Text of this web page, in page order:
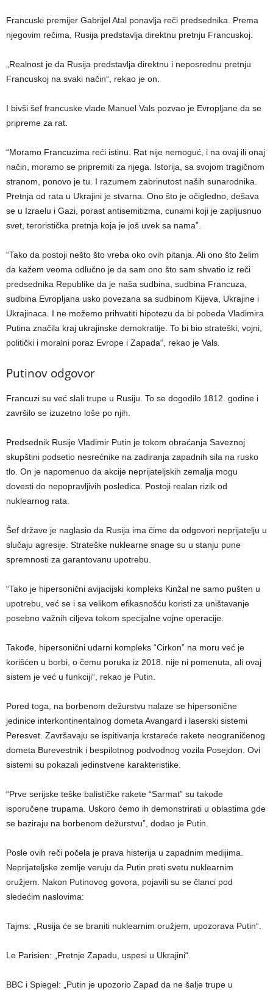
Francuski premijer Gabrijel Atal ponavlja reči predsednika. Prema
njegovim rečima, Rusija predstavlja direktnu pretnju Francuskoj.
„Realnost je da Rusija predstavlja direktnu i neposrednu pretnju
Francuskoj na svaki način“, rekao je on.
I bivši šef francuske vlade Manuel Vals pozvao je Evropljane da se
pripreme za rat.
“Moramo Francuzima reći istinu. Rat nije nemoguć, i na ovaj ili onaj
način, moramo se pripremiti za njega. Istorija, sa svojom tragičnom
stranom, ponovo je tu. I razumem zabrinutost naših sunarodnika.
Pretnja od rata u Ukrajini je stvarna. Ono što je očigledno, dešava
se u Izraelu i Gazi, porast antisemitizma, cunami koji je zapljusnuo
svet, teroristička pretnja koja je još uvek sa nama”.
“Tako da postoji nešto što vreba oko ovih pitanja. Ali ono što želim
da kažem veoma odlučno je da sam ono što sam shvatio iz reči
predsednika Republike da je naša sudbina, sudbina Francuza,
sudbina Evropljana usko povezana sa sudbinom Kijeva, Ukrajine i
Ukrajinaca. I ne možemo prihvatiti hipotezu da bi pobeda Vladimira
Putina značila kraj ukrajinske demokratije. To bi bio strateški, vojni,
politički i moralni poraz Evrope i Zapada“, rekao je Vals.
Putinov odgovor
Francuzi su već slali trupe u Rusiju. To se dogodilo 1812. godine i
završilo se izuzetno loše po njih.
Predsednik Rusije Vladimir Putin je tokom obraćanja Saveznoj
skupštini podsetio nesrećnike na zadiranja zapadnih sila na rusko
tlo. On je napomenuo da akcije neprijateljskih zemalja mogu
dovesti do nepopravljivih posledica. Postoji realan rizik od
nuklearnog rata.
Šef države je naglasio da Rusija ima čime da odgovori neprijatelju u
slučaju agresije. Strateške nuklearne snage su u stanju pune
spremnosti za garantovanu upotrebu.
“Tako je hipersonični avijacijski kompleks Kinžal ne samo pušten u
upotrebu, već se i sa velikom efikasnošću koristi za uništavanje
posebno važnih ciljeva tokom specijalne vojne operacije.
Takođe, hipersonični udarni kompleks “Cirkon” na moru već je
korišćen u borbi, o čemu poruka iz 2018. nije ni pomenuta, ali ovaj
sistem je već u funkciji“, rekao je Putin.
Pored toga, na borbenom dežurstvu nalaze se hipersonične
jedinice interkontinentalnog dometa Avangard i laserski sistemi
Peresvet. Završavaju se ispitivanja krstareće rakete neograničenog
dometa Burevestnik i bespilotnog podvodnog vozila Posejdon. Ovi
sistemi su pokazali jedinstvene karakteristike.
“Prve serijske teške balističke rakete “Sarmat” su takođe
isporučene trupama. Uskoro ćemo ih demonstrirati u oblastima gde
se baziraju na borbenom dežurstvu”, dodao je Putin.
Posle ovih reči počela je prava histerija u zapadnim medijima.
Neprijateljske zemlje veruju da Putin preti svetu nuklearnim
oružjem. Nakon Putinovog govora, pojavili su se članci pod
sledećim naslovima:
Tajms: „Rusija će se braniti nuklearnim oružjem, upozorava Putin“.
Le Parisien: „Pretnje Zapadu, uspesi u Ukrajini“.
BBC i Spiegel: „Putin je upozorio Zapad da ne šalje trupe u